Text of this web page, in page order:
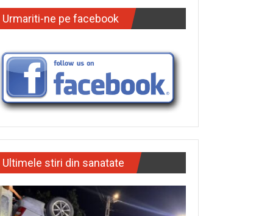
Urmariti-ne pe facebook
Ultimele stiri din sanatate